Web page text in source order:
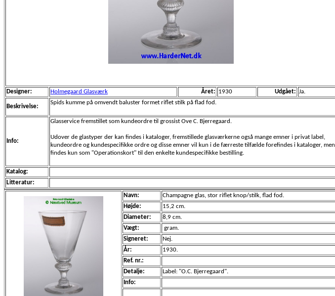
Designer: Holmegaard Glasværk Året: 1930 Udgået: Ja.
Beskrivelse:
Spids kumme på omvendt baluster formet riflet stilk på flad fod.
Info:
Glasservice fremstillet som kundeordre til grossist Ove C. Bjerregaard.
Udover de glastyper der kan findes i kataloger, fremstillede glasværkerne også mange emner i privat label,
kundeordre og kundespecifikke ordre og disse emner vil kun i de færreste tilfælde forefindes i kataloger, men
findes kun som "Operationskort" til den enkelte kundespecifikke bestilling.
Katalog:
Litteratur:
Navn:
Champagne glas, stor riflet knop/stilk, flad fod.
Højde:
15,2 cm.
Diameter:
8,9 cm.
Vægt:
gram.
Signeret:
Nej.
År:
1930.
Ref. nr.:
Detalje:
Label: "O.C. Bjerregaard".
Info: